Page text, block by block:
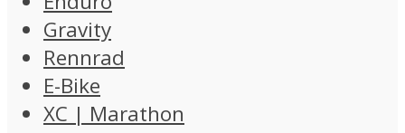
Gravity
Rennrad
E-Bike
XC | Marathon